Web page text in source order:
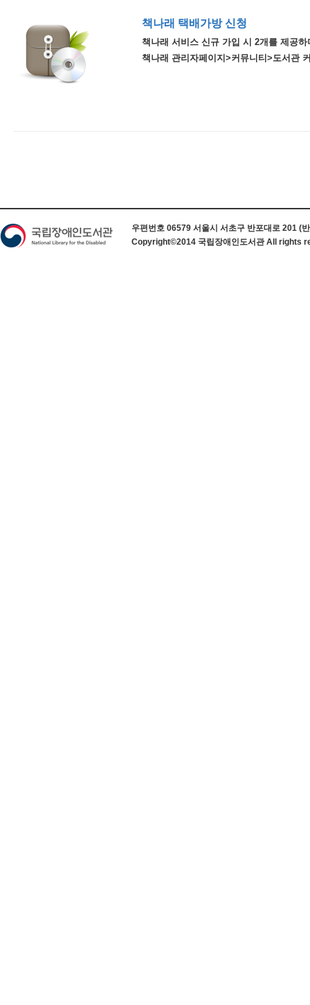
책나래 택배가방 신청
책나래 서비스 신규 가입 시 2개를 제공
책나래 관리자페이지>커뮤니티>도서관
우편번호 06579 서울시 서초구 반포대로 201 (
Copyright©2014 국립장애인도서관 All rights